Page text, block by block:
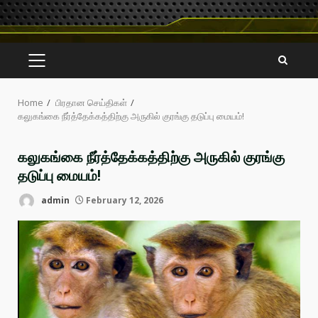
Home
பிரதான செய்திகள்
கலுகங்கை நீர்த்தேக்கத்திற்கு அருகில் குரங்கு தடுப்பு மையம்!
கலுகங்கை நீர்த்தேக்கத்திற்கு அருகில் குரங்கு
தடுப்பு மையம்!
admin February 12, 2026